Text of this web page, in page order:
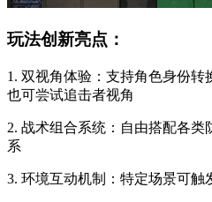
玩法创新亮点：
1. 双视角体验：支持角色身份转
也可尝试追击者视角
2. 战术组合系统：自由搭配各
系
3. 环境互动机制：特定场景可